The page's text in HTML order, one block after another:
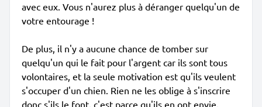
avec eux. Vous n'aurez plus à déranger quelqu'un de
votre entourage !
De plus, il n'y a aucune chance de tomber sur
quelqu'un qui le fait pour l'argent car ils sont tous
volontaires, et la seule motivation est qu'ils veulent
s'occuper d'un chien. Rien ne les oblige à s'inscrire
donc s'ils le font, c'est parce qu'ils en ont envie.